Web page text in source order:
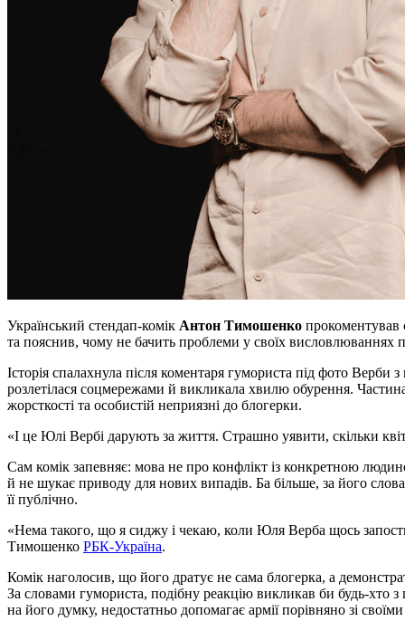
Український стендап-комік Антон Тимошенко прокоментував
та пояснив, чому не бачить проблеми у своїх висловлюваннях
Історія спалахнула після коментаря гумориста під фото Верби
розлетілася соцмережами й викликала хвилю обурення.
жорсткості та особистій неприязні до блогерки.
«І це Юлі Вербі дарують за життя. Страшно уявити, скільки
Сам комік запевняє: мова не про конфлікт із конкретною
й не шукає приводу для нових випадів. Ба більше, за його
її публічно.
«Нема такого, що я сиджу і чекаю, коли Юля Верба щось
Тимошенко РБК-Україна.
Комік наголосив, що його дратує не сама блогерка, а
За словами гумориста, подібну реакцію викликав би будь-хто
на його думку, недостатньо допомагає армії порівняно зі